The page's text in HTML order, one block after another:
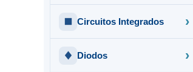
Circuitos Integrados
Diodos